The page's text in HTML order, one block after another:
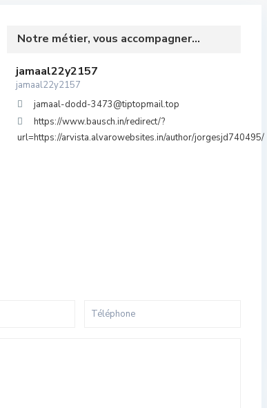
Notre métier, vous accompagner...
jamaal22y2157
jamaal22y2157
jamaal-dodd-3473@tiptopmail.top
https://www.bausch.in/redirect/?
url=https://arvista.alvarowebsites.in/author/jorgesjd740495/